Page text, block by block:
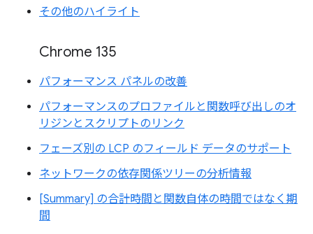
その他のハイライト
Chrome 135
パフォーマンス パネルの改善
パフォーマンスのプロファイルと関数呼び出しのオ
リジンとスクリプトのリンク
フェーズ別の LCP のフィールド データのサポート
ネットワークの依存関係ツリーの分析情報
[Summary] の合計時間と関数自体の時間ではなく期
間